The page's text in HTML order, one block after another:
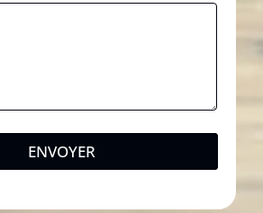
ENVOYER